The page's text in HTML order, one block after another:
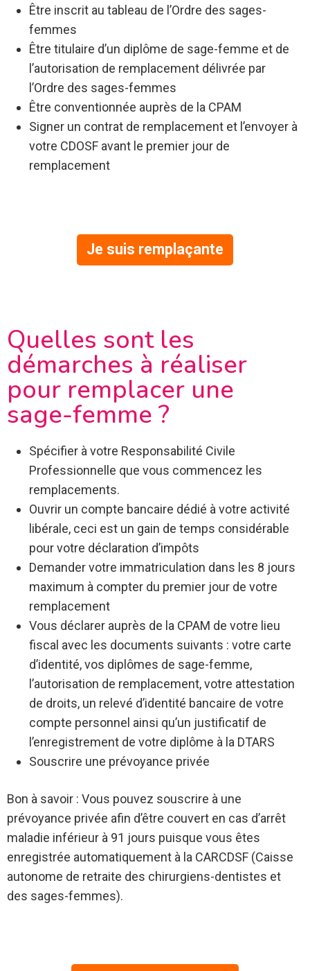
Être inscrit au tableau de l’Ordre des sages-
femmes
Être titulaire d’un diplôme de sage-femme et de
l’autorisation de remplacement délivrée par
l’Ordre des sages-femmes
Être conventionnée auprès de la CPAM
Signer un contrat de remplacement et l’envoyer à
votre CDOSF avant le premier jour de
remplacement
Je suis remplaçante
Quelles sont les
démarches à réaliser
pour remplacer une
sage-femme ?
Spécifier à votre Responsabilité Civile
Professionnelle que vous commencez les
remplacements.
Ouvrir un compte bancaire dédié à votre activité
libérale, ceci est un gain de temps considérable
pour votre déclaration d’impôts
Demander votre immatriculation dans les 8 jours
maximum à compter du premier jour de votre
remplacement
Vous déclarer auprès de la CPAM de votre lieu
fiscal avec les documents suivants : votre carte
d’identité, vos diplômes de sage-femme,
l’autorisation de remplacement, votre attestation
de droits, un relevé d’identité bancaire de votre
compte personnel ainsi qu’un justificatif de
l’enregistrement de votre diplôme à la DTARS
Souscrire une prévoyance privée
Bon à savoir : Vous pouvez souscrire à une
prévoyance privée afin d’être couvert en cas d’arrêt
maladie inférieur à 91 jours puisque vous êtes
enregistrée automatiquement à la CARCDSF (Caisse
autonome de retraite des chirurgiens-dentistes et
des sages-femmes).